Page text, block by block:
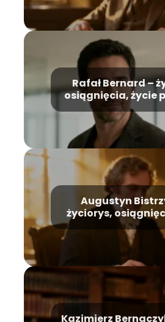
Rafał Bernard –
osiągnięcia, życie
Augustyn
życiorys,
prywatne
Kazimierz